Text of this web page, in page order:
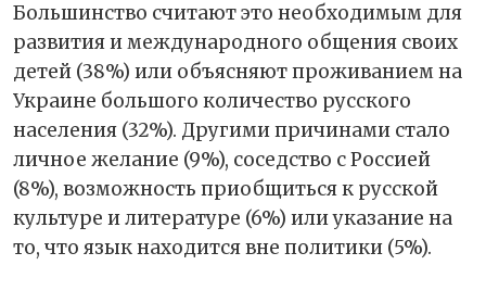
Большинство считают это необходимым для
развития и международного общения своих
детей (38%) или объясняют проживанием на
Украине большого количество русского
населения (32%). Другими причинами стало
личное желание (9%), соседство с Россией
(8%), возможность приобщиться к русской
культуре и литературе (6%) или указание на
то, что язык находится вне политики (5%).